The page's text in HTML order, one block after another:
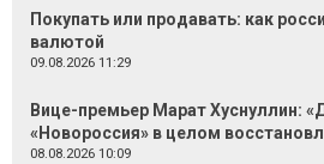
Покупать или продавать: как
валютой
09.08.2026 11:29
Вице-премьер Марат Хуснуллин:
«Новороссия» в целом
08.08.2026 10:09